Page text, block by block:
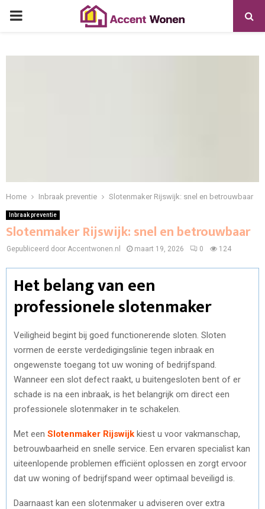
PRIMARY
Home Inbraak preventie Slotenmaker Rijswijk: snel en betrouwbaar
Inbraak preventie
Slotenmaker Rijswijk: snel en betrouwbaar
Gepubliceerd door Accentwonen.nl maart 19, 2026 0 124
Het belang van een
professionele slotenmaker
Veiligheid begint bij goed functionerende sloten. Sloten
vormen de eerste verdedigingslinie tegen inbraak en
ongewenste toegang tot uw woning of bedrijfspand.
Wanneer een slot defect raakt, u buitengesloten bent of er
schade is na een inbraak, is het belangrijk om direct een
professionele slotenmaker in te schakelen.
Met een Slotenmaker Rijswijk kiest u voor vakmanschap,
betrouwbaarheid en snelle service. Een ervaren specialist kan
uiteenlopende problemen efficiënt oplossen en zorgt ervoor
dat uw woning of bedrijfspand weer optimaal beveiligd is.
Daarnaast kan een slotenmaker u adviseren over extra